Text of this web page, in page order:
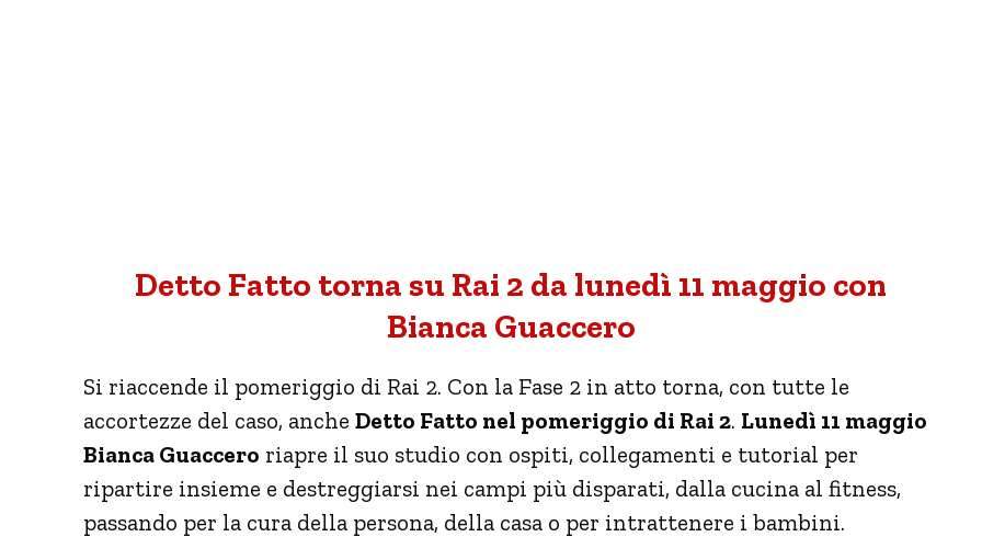
Detto Fatto torna su Rai 2 da lunedì 11 maggio con
Bianca Guaccero
Si riaccende il pomeriggio di Rai 2. Con la Fase 2 in atto torna, con tutte le
accortezze del caso, anche Detto Fatto nel pomeriggio di Rai 2. Lunedì 11 maggio
Bianca Guaccero riapre il suo studio con ospiti, collegamenti e tutorial per
ripartire insieme e destreggiarsi nei campi più disparati, dalla cucina al fitness,
passando per la cura della persona, della casa o per intrattenere i bambini.